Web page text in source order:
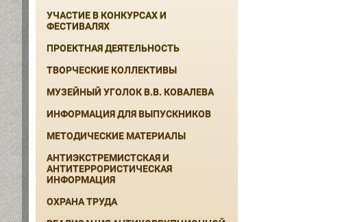
УЧАСТИЕ В КОНКУРСАХ И
ФЕСТИВАЛЯХ
ПРОЕКТНАЯ ДЕЯТЕЛЬНОСТЬ
ТВОРЧЕСКИЕ КОЛЛЕКТИВЫ
МУЗЕЙНЫЙ УГОЛОК В.В. КОВАЛЕВА
ИНФОРМАЦИЯ ДЛЯ ВЫПУСКНИКОВ
МЕТОДИЧЕСКИЕ МАТЕРИАЛЫ
АНТИЭКСТРЕМИСТСКАЯ И
АНТИТЕРРОРИСТИЧЕСКАЯ
ИНФОРМАЦИЯ
ОХРАНА ТРУДА